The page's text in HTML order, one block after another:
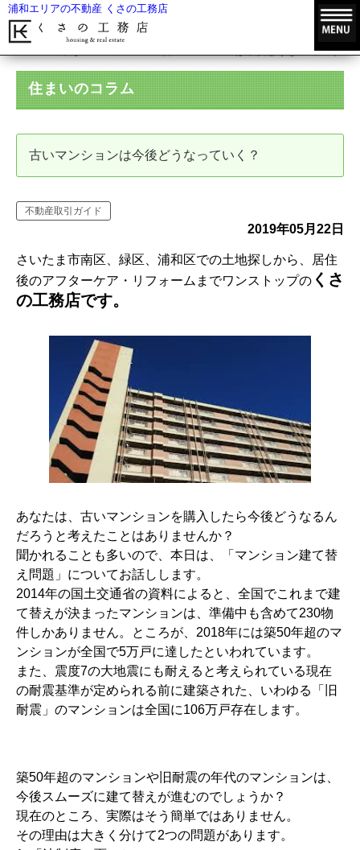
浦和エリアの不動産 くさの工務店
古いマンションは今後どうなっていく？
住まいのコラム
古いマンションは今後どうなっていく？
不動産取引ガイド
2019年05月22日
さいたま市南区、緑区、浦和区での土地探しから、居住
後のアフターケア・リフォームまでワンストップの くさ
の工務店です。
あなたは、古いマンションを購入したら今後どうなるん
だろうと考えたことはありませんか？
聞かれることも多いので、本日は、「マンション建て替
え問題」についてお話しします。
2014年の国土交通省の資料によると、全国でこれまで建
て替えが決まったマンションは、準備中も含めて230物
件しかありません。ところが、2018年には築50年超のマ
ンションが全国で5万戸に達したといわれています。
また、震度7の大地震にも耐えると考えられている現在
の耐震基準が定められる前に建築された、いわゆる「旧
耐震」のマンションは全国に106万戸存在します。
築50年超のマンションや旧耐震の年代のマンションは、
今後スムーズに建て替えが進むのでしょうか？
現在のところ、実際はそう簡単ではありません。
その理由は大きく分けて2つの問題があります。